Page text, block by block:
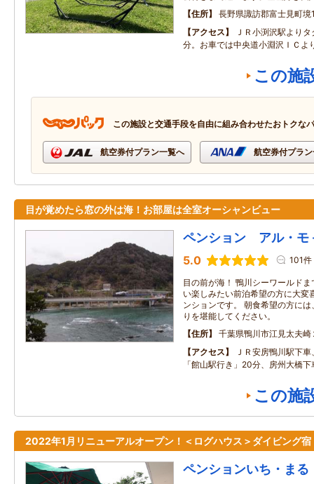
住所
長野県諏訪郡富士見町境
アクセス
ＪＲ小渕沢駅より
分。お車では中央道小淵沢ＩＣよ
この施
この施設と交通手段を自由に組み合わせたおトクな
航空券付プラン一覧へ 航空券付プラ
目が覚めたら窓の外は海！お部屋は全室オーシャンビュー
ペンション アル・モ
5.0 101件
目の前が海！ 鴨川シーワールド
い楽しみたい前泊希望の方に大変
ンションです。 朝食希望の方に
りを堪能してください。
住所
千葉県鴨川市江見太夫崎
アクセス
ＪＲ安房鴨川駅下
「館山駅行き」20分、房州大橋
この施
2022年1月リニューアルオープン！＜ログハウス＞ダイビング宿
ペンションいち・まる